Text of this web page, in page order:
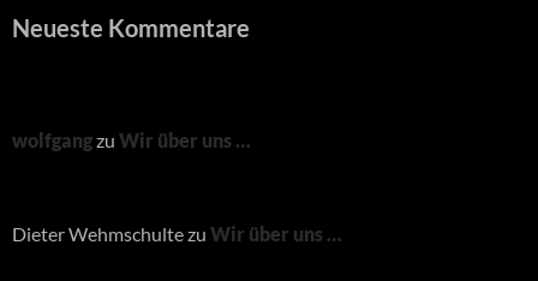
Neueste Kommentare
wolfgangzu Wir über uns …
Dieter Wehmschultezu Wir über uns …